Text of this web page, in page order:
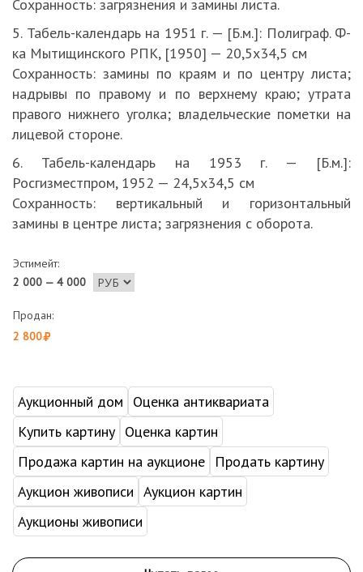
Сохранность: загрязнения и замины листа.
5. Табель-календарь на 1951 г. — [Б.м.]: Полиграф. Ф-
ка Мытищинского РПК, [1950] — 20,5х34,5 см
Сохранность: замины по краям и по центру листа;
надрывы по правому и по верхнему краю; утрата
правого нижнего уголка; владельческие пометки на
лицевой стороне.
6. Табель-календарь на 1953 г. — [Б.м.]:
Росгизместпром, 1952 — 24,5х34,5 см
Сохранность: вертикальный и горизонтальный
замины в центре листа; загрязнения с оборота.
Эстимейт:
2 000 — 4 000
Продан:
2 800
Аукционный дом
Оценка антиквариата
Купить картину Оценка картин
Продажа картин на аукционе
Продать картину
Аукцион живописи Аукцион картин
Аукционы живописи